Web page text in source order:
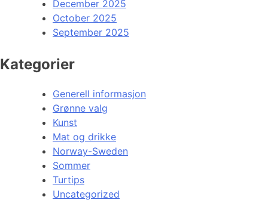
December 2025
October 2025
September 2025
Kategorier
Generell informasjon
Grønne valg
Kunst
Mat og drikke
Norway-Sweden
Sommer
Turtips
Uncategorized